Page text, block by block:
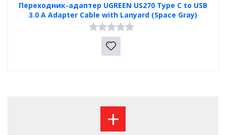
Переходник-адаптер UGREEN US270 Type C to USB
3.0 A Adapter Cable with Lanyard (Space Gray)
+